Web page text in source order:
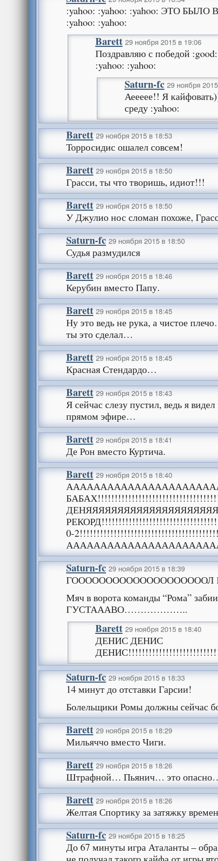
:yahoo: :yahoo: :yahoo: ЭТО
:yahoo: :yahoo:
Barett 29 ноября 2015 в 19:06
Поздравляю с победой
:yahoo: :yahoo:
Saturn-fc 29 ноября
Аеееее!! Я
среду :yahoo:
Barett 29 ноября 2015 в 18:53
Торросидис ошалел совсем!
Barett 29 ноября 2015 в 18:50
Грасси, ты что творишь, идиот!!!
Barett 29 ноября 2015 в 18:50
У Джулио нос сломан похоже,
Saturn-fc 29 ноября 2015 в 18:50
Судья размудился
Barett 29 ноября 2015 в 18:46
Керубин вместо Папу.
Barett 29 ноября 2015 в 18:45
Ну это ведь не рука, а чистое
ты это сделал…
Barett 29 ноября 2015 в 18:45
Красная Стендардо…
Barett 29 ноября 2015 в 18:43
Я сейчас слезу пустил, ведь я
прямом эфире…
Barett 29 ноября 2015 в 18:41
Де Рон вместо Куртича.
Barett 29 ноября 2015 в 18:40
0-
Saturn-fc 29 ноября 2015 в 18:39
ГООООООООООООООООООООЛ
Мяч в ворота команды “Рома”
ГУСТАААВО………………..
Barett 29 ноября 2015 в 18:40
ДЕНИС ДЕНИС
Saturn-fc 29 ноября 2015 в 18:33
14 минут до отставки Гарсии!
Болельщики Ромы должны сейчас
Barett 29 ноября 2015 в 18:29
Мильяччо вместо Чиги.
Barett 29 ноября 2015 в 18:26
Штрафной… Пьянич… это
Barett 29 ноября 2015 в 18:26
Желтая Спортику за затяжку
Saturn-fc 29 ноября 2015 в 18:25
До 67 минуты игра Аталанты –